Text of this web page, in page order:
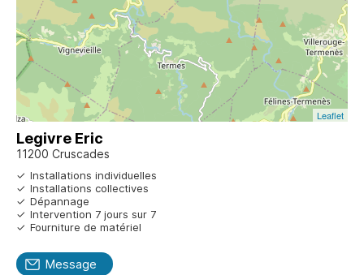
Leaflet
Legivre Eric
11200 Cruscades
Installations individuelles
Installations collectives
Dépannage
Intervention 7 jours sur 7
Fourniture de matériel
Message